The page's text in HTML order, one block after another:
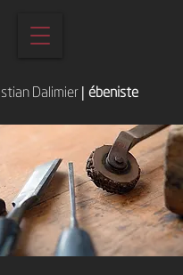
Dalimier | ébeniste